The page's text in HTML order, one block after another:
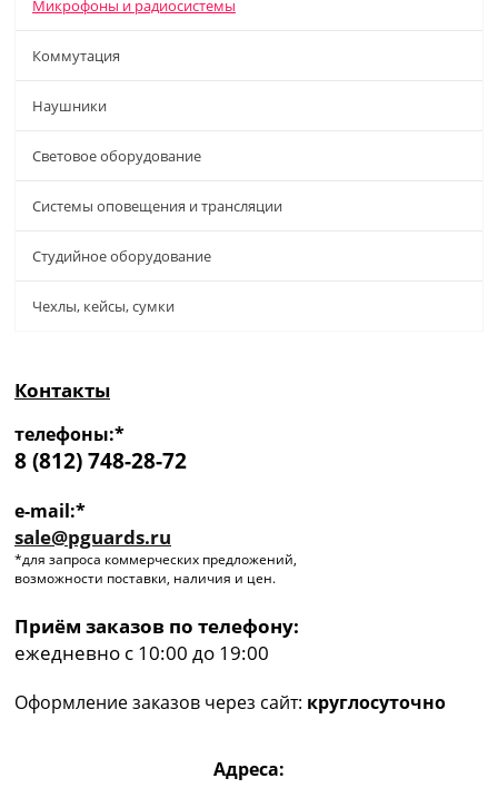
Микрофоны и радиосистемы
Коммутация
Наушники
Световое оборудование
Системы оповещения и трансляции
Студийное оборудование
Чехлы, кейсы, сумки
Контакты
телефоны:*
8 (812) 748-28-72
e-mail:*
sale@pguards.ru
*для запроса коммерческих предложений,
возможности поставки, наличия и цен.
Приём заказов по телефону:
ежедневно с 10:00 до 19:00
Оформление заказов через сайт: круглосуточно
Адреса: